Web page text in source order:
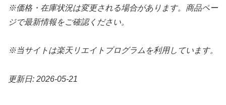
※価格・在庫状況は変更される場合があります。商品ペー
ジで最新情報をご確認ください。
※当サイトは楽天リエイトプログラムを利用しています。
更新日: 2026-05-21